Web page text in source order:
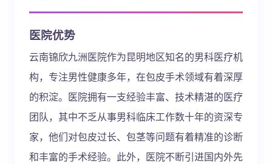
医院优势
云南锦欣九洲医院作为昆明地区知名的男科医疗机
构，专注男性健康多年，在包皮手术领域有着深厚
的积淀。医院拥有一支经验丰富、技术精湛的医疗
团队，其中不乏从事男科临床工作数十年的资深专
家，他们对包皮过长、包茎等问题有着精准的诊断
和丰富的手术经验。此外，医院不断引进国内外先